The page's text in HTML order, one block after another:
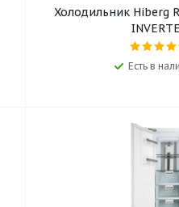
Холодильник Hiberg
Есть в